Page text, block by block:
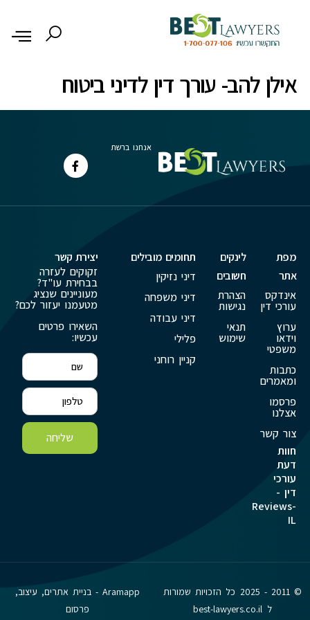
אילן להב- עורך דין לדיני ביטוח
אנחנו ברשת
מפת
אתר
אינדקס
עורכי דין
ערוץ
וידאו
משפטי
כתבות
ומאמרים
פרסמו
אצלנו
צור קשר
חוות
דעת
עורכי
דין -
Reviews-
IL
לינקים
חשובים
הצהרת
נגישות
תנאי
שימוש
תחומים מובילים
דיני נזיקין
דיני משפחה
דיני עבודה
פלילי
קניין רוחני
יצירת קשר
זקוקים לעזרה
בבחירת עו"ד?
מעוניינים שנציג
מטעמנו יעזור לכם?
השאירו פרטים
עכשיו:
שליחה
© 2011 - 2025 כל הזכויות שמורות
ל best-lawyers.co.il
Aramapp - בניית אתרים, עיצוב,
פרסום